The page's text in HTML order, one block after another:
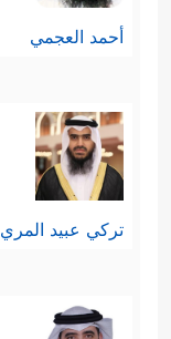
أحمد العجمي
تركي عبيد المري